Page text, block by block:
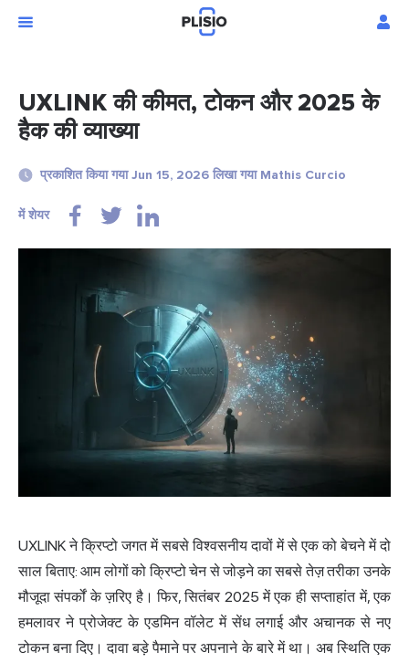
UXLINK की कीमत, टोकन और 2025 के
हैक की व्याख्या
प्रकाशित किया गया Jun 15, 2026 लिखा गया Mathis Curcio
में शेयर
UXLINK ने क्रिप्टो जगत में सबसे विश्वसनीय दावों में से एक को बेचने में दो
साल बिताए: आम लोगों को क्रिप्टो चेन से जोड़ने का सबसे तेज़ तरीका उनके
मौजूदा संपर्कों के ज़रिए है। फिर, सितंबर 2025 में एक ही सप्ताहांत में, एक
हमलावर ने प्रोजेक्ट के एडमिन वॉलेट में सेंध लगाई और अचानक से नए
टोकन बना दिए। दावा बड़े पैमाने पर अपनाने के बारे में था। अब स्थिति एक